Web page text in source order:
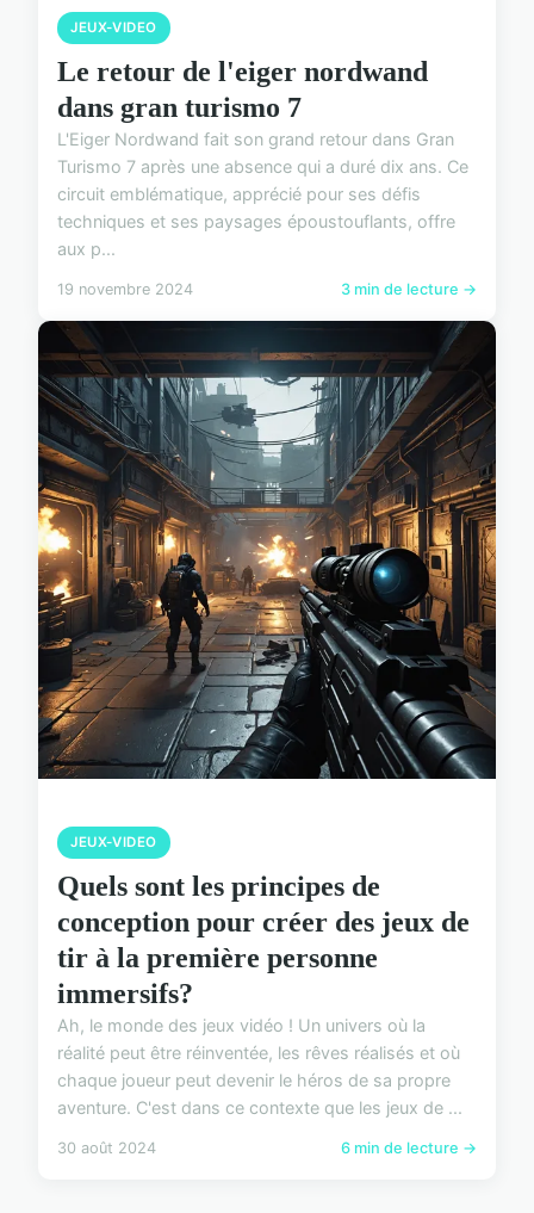
JEUX-VIDEO
Le retour de l'eiger nordwand
dans gran turismo 7
L'Eiger Nordwand fait son grand retour dans Gran
Turismo 7 après une absence qui a duré dix ans. Ce
circuit emblématique, apprécié pour ses défis
techniques et ses paysages époustouflants, offre
aux p...
19 novembre 2024 3 min de lecture →
JEUX-VIDEO
Quels sont les principes de
conception pour créer des jeux de
tir à la première personne
immersifs?
Ah, le monde des jeux vidéo ! Un univers où la
réalité peut être réinventée, les rêves réalisés et où
chaque joueur peut devenir le héros de sa propre
aventure. C'est dans ce contexte que les jeux de ...
30 août 2024 6 min de lecture →